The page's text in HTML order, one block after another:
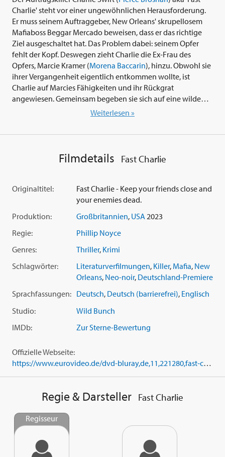
Charlie' steht vor einer ungewöhnlichen Herausforderung.
Er muss seinem Auftraggeber, New Orleans' skrupellosem
Mafiaboss Beggar Mercado beweisen, dass er das richtige
Ziel ausgeschaltet hat. Das Problem dabei: seinem Opfer
fehlt der Kopf. Deswegen zieht Charlie die Ex-Frau des
Opfers, Marcie Kramer (Morena Baccarin), hinzu. Obwohl sie
ihrer Vergangenheit eigentlich entkommen wollte, ist
Charlie auf Marcies Fähigkeiten und ihr Rückgrat
angewiesen. Gemeinsam begeben sie sich auf eine wilde
Vergeltungsmission, um das Vermächtnis von Charlies
dabei selbst zur Zielscheibe werden...
Revenge-Thriller mit 'James Bond 007' StarPierce Brosnan
von renommierten RegisseurPhillip Noyce
Drehbuchautor Richard Wenk ('The Equalizer', 'Jack Reacher',
'The Expendables 2'). Basierend auf Victor Gischlers Roman
Weiterlesen »
Filmdetails Fast Charlie
Originaltitel:
Fast Charlie - Keep your friends close and
your enemies dead.
Produktion:
Großbritannien, USA 2023
Regie:
Phillip Noyce
Genres:
Thriller, Krimi
Schlagwörter:
Literaturverfilmungen, Killer, Mafia, New
Orleans, Neo-noir, Deutschland-Premiere
Sprachfassungen: Deutsch, Deutsch (barrierefrei), Englisch
Studio:
Wild Bunch
IMDb:
Zur Sterne-Bewertung
Offizielle Webseite:
https://www.eurovideo.de/dvd-bluray,de,11,221280,fast-charlie,tv-kino-film.html
Regie & Darsteller Fast Charlie
Regisseur